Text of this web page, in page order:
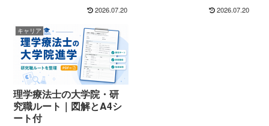
2026.07.20 2026.07.20
キャリア
理学療法士の大学院・研
究職ルート｜図解とA4シ
ート付